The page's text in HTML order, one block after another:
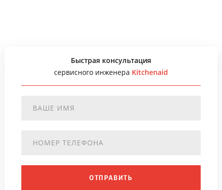
Быстрая консультация
сервисного инженера Kitchenaid
ОТПРАВИТЬ